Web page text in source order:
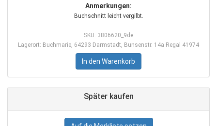
Anmerkungen:
Buchschnitt leicht vergilbt.
SKU: 3806620_9de
Lagerort: Buchmarie, 64293 Darmstadt, Bunsenstr. 14a Regal 41974
In den Warenkorb
Später kaufen